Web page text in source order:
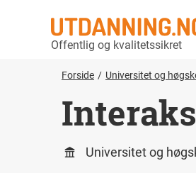
Offentlig og kvalitetssikret
Forside Universitet og
Universitet og